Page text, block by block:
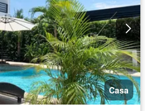
Casa